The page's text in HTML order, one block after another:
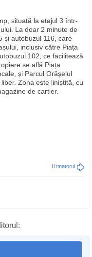
situată la etajul 3 într-
La doar 2 minute de
și autobuzul 116, care
inclusiv către Piața
102, ce facilitează
se află Piața
și Parcul Orășelul
Zona este liniștită, cu
de cartier.
Urmatorul